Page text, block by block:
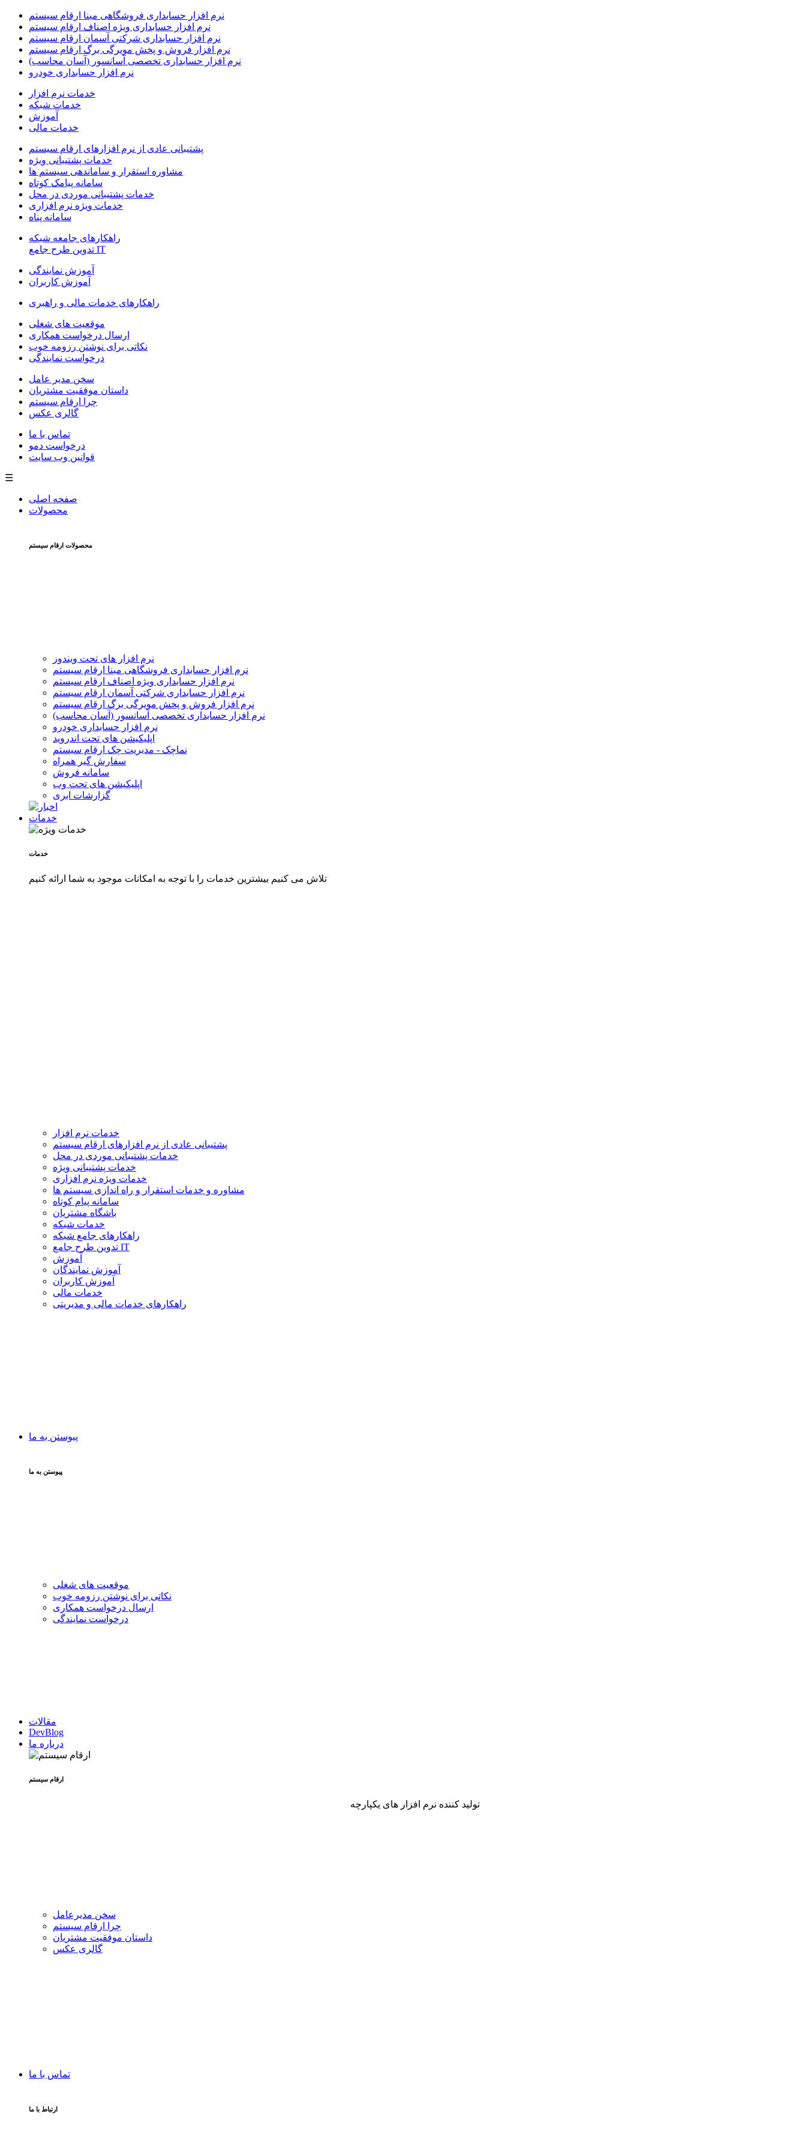
نرم افزار حسابداری فروشگاهی مبنا ارقام سیستم
نرم افزار حسابداری ویژه اصناف ارقام سیستم
نرم افزار حسابداری شرکتی آسمان ارقام سیستم
نرم افزار فروش و پخش مویرگی برگ ارقام سیستم
نرم افزار حسابداری تخصصی آسانسور (آسان محاسب)
نرم افزار حسابداری خودرو
خدمات نرم افزار
خدمات شبکه
آموزش
خدمات مالی
پشتیبانی عادی از نرم افزارهای ارقام سیستم
خدمات پشتیبانی ویژه
مشاوره استقرار و ساماندهی سیستم ها
سامانه پیامک کوتاه
خدمات پشتیبانی موردی در محل
خدمات ویژه نرم افزاری
سامانه پناه
راهکارهای جامعه شبکه
IT تدوین طرح جامع
آموزش نمایندگی
آموزش کاربران
راهکارهای خدمات مالی و راهبری
موقعیت های شغلی
ارسال درخواست همکاری
نکاتی برای نوشتن رزومه خوب
درخواست نمایندگی
سخن مدیر عامل
داستان موفقیت مشتریان
چرا ارقام سیستم
گالری عکس
تماس با ما
درخواست دمو
قوانین وب سایت
☰
صفحه اصلی
محصولات
محصولات ارقام سیستم
نرم افزار های تحت ویندوز
نرم افزار حسابداری فروشگاهی مبنا ارقام سیستم
نرم افزار حسابداری ویژه اصناف ارقام سیستم
نرم افزار حسابداری شرکتی آسمان ارقام سیستم
نرم افزار فروش و پخش مویرگی برگ ارقام سیستم
نرم افزار حسابداری تخصصی آسانسور (آسان محاسب)
نرم افزار حسابداری خودرو
اپلیکیشن های تحت اندروید
نماچک - مدیریت چک ارقام سیستم
سفارش گیر همراه
سامانه فروش
اپلیکیشن های تحت وب
گزارشات ابری
خدمات
خدمات
تلاش می کنیم بیشترین خدمات را با توجه به امکانات موجود به شما ارائه کنیم
خدمات نرم افزار
پشتیبانی عادی از نرم افزارهای ارقام سیستم
خدمات پشتیبانی موردی در محل
خدمات پشتیبانی ویژه
خدمات ویژه نرم افزاری
مشاوره و خدمات استقرار و راه اندازی سیستم ها
سامانه پیام کوتاه
باشگاه مشتریان
خدمات شبکه
راهکارهای جامع شبکه
تدوین طرح جامع IT
آموزش
آموزش نمایندگان
آموزش کاربران
خدمات مالی
راهکارهای خدمات مالی و مدیریتی
پیوستن به ما
پیوستن به ما
موقعیت های شغلی
نکاتی برای نوشتن رزومه خوب
ارسال درخواست همکاری
درخواست نمایندگی
مقالات
DevBlog
درباره ما
ارقام سیستم
تولید کننده نرم افزار های یکپارچه
سخن مدیرعامل
چرا ارقام سیستم
داستان موفقیت مشتریان
گالری عکس
تماس با ما
ارتباط با ما